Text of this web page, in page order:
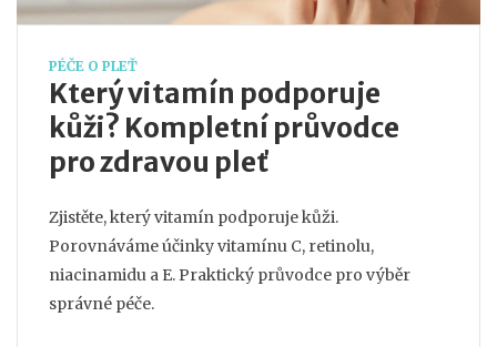
PÉČE O PLEŤ
Který vitamín podporuje
kůži? Kompletní průvodce
pro zdravou pleť
Zjistěte, který vitamín podporuje kůži.
Porovnáváme účinky vitamínu C, retinolu,
niacinamidu a E. Praktický průvodce pro výběr
správné péče.